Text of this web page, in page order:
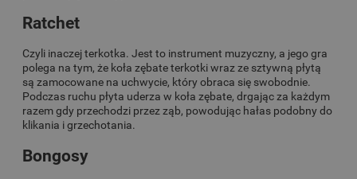
Ratchet
Czyli inaczej terkotka. Jest to instrument muzyczny, a jego gra
polega na tym, że koła zębate terkotki wraz ze sztywną płytą
są zamocowane na uchwycie, który obraca się swobodnie.
Podczas ruchu płyta uderza w koła zębate, drgając za każdym
razem gdy przechodzi przez ząb, powodując hałas podobny do
klikania i grzechotania.
Bongosy